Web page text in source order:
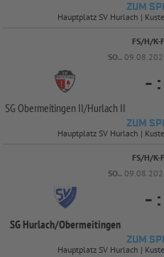
ZUM
Hauptplatz SV Hurlach |
FS/H/K-
SO..
SG Obermeitingen II/Hurlach II
- :
ZUM
Hauptplatz SV Hurlach |
FS/H/K-
SO..
SG Hurlach/Obermeitingen
- :
ZUM
Hauptplatz SV Hurlach |